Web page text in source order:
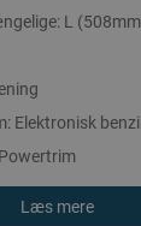
L
Elektronisk
Læs mere